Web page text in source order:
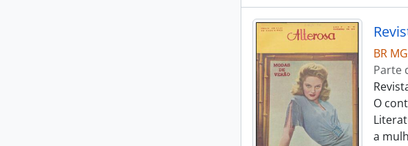
BR
Parte
O
a